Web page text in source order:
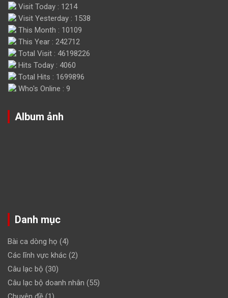
Visit Today : 1214
Visit Yesterday : 1538
This Month : 10109
This Year : 242712
Total Visit : 46198226
Hits Today : 4060
Total Hits : 1699896
Who's Online : 9
Album ảnh
Danh mục
Bài ca dòng họ (4)
Các lĩnh vực khác (2)
Câu lạc bộ (30)
Câu lạc bộ doanh nhân (55)